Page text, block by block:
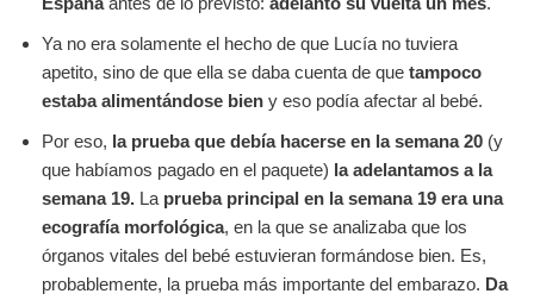
Ya no era solamente el hecho de que Lucía no tuviera
apetito, sino de que ella se daba cuenta de que tampoco
estaba alimentándose bien y eso podía afectar al bebé.
Por eso, la prueba que debía hacerse en la semana 20 (y
que habíamos pagado en el paquete) la adelantamos a la
semana 19. La prueba principal en la semana 19 era una
ecografía morfológica, en la que se analizaba que los
órganos vitales del bebé estuvieran formándose bien. Es,
probablemente, la prueba más importante del embarazo. Da